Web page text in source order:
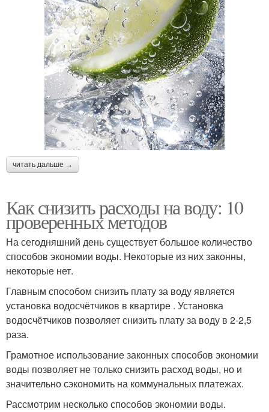
читать дальше →
Как снизить расходы на воду: 10
проверенных методов
На сегодняшний день существует большое количество
способов экономии воды. Некоторые из них законны,
некоторые нет.
Главным способом снизить плату за воду является
установка водосчётчиков в квартире . Установка
водосчётчиков позволяет снизить плату за воду в 2-2,5
раза.
Грамотное использование законных способов экономии
воды позволяет не только снизить расход воды, но и
значительно сэкономить на коммунальных платежах.
Рассмотрим несколько способов экономии воды.